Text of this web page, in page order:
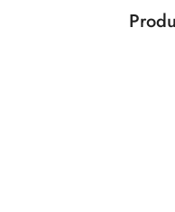
Pomiń karuzelę